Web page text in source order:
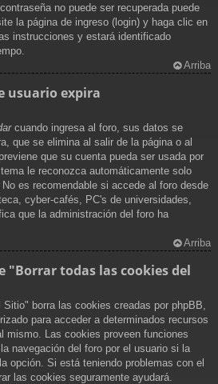
no puede ser recuperada puede
la página de ingreso (login) y haga clic en
instrucciones y estará identificado
Arriba
usuario expira
cuando ingresa al foro, sus datos se
que se elimina al salir de la página o al
que su cuenta pueda ser usada por
le reconozca automáticamente solo
es recomendable si accede al foro desde
cyber-cafés, PC's de universidades,
que la administración del foro ha
Arriba
"Borrar todas las cookies del
borra las cookies creadas por phpBB,
para acceder a determinados recursos
mismo. Las cookies proveen funciones
navegación del foro por el usuario si la
opción. Si está teniendo problemas con el
las cookies seguramente ayudará.